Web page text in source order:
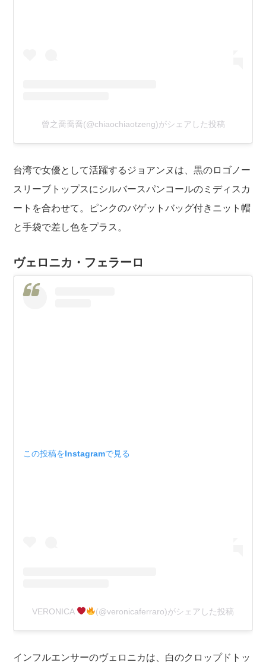
曾之喬喬喬(@chiaochiaotzeng)がシェアした投稿
台湾で女優として活躍するジョアンヌは、黒のロゴノー
スリーブトップスにシルバースパンコールのミディスカ
ートを合わせて。ピンクのバゲットバッグ付きニット帽
と手袋で差し色をプラス。
ヴェロニカ・フェラーロ
この投稿をInstagramで見る
VERONICA (@veronicaferraro)がシェアした投稿
インフルエンサーのヴェロニカは、白のクロップドトッ